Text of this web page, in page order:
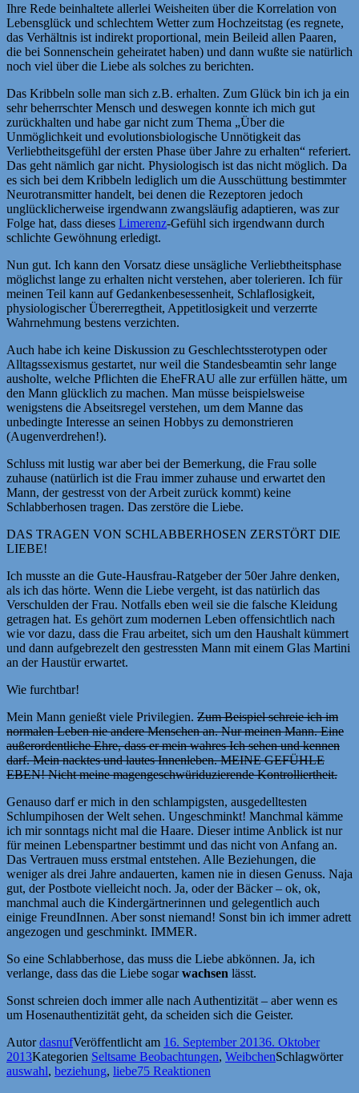
Ihre Rede beinhaltete allerlei Weisheiten über die Korrelation von
Lebensglück und schlechtem Wetter zum Hochzeitstag (es regnete,
das Verhältnis ist indirekt proportional, mein Beileid allen Paaren,
die bei Sonnenschein geheiratet haben) und dann wußte sie natürlich
noch viel über die Liebe als solches zu berichten.
Das Kribbeln solle man sich z.B. erhalten. Zum Glück bin ich ja ein
sehr beherrschter Mensch und deswegen konnte ich mich gut
zurückhalten und habe gar nicht zum Thema „Über die
Unmöglichkeit und evolutionsbiologische Unnötigkeit das
Verliebtheitsgefühl der ersten Phase über Jahre zu erhalten“ referiert.
Das geht nämlich gar nicht. Physiologisch ist das nicht möglich. Da
es sich bei dem Kribbeln lediglich um die Ausschüttung bestimmter
Neurotransmitter handelt, bei denen die Rezeptoren jedoch
unglücklicherweise irgendwann zwangsläufig adaptieren, was zur
Folge hat, dass dieses Limerenz-Gefühl sich irgendwann durch
schlichte Gewöhnung erledigt.
Nun gut. Ich kann den Vorsatz diese unsägliche Verliebtheitsphase
möglichst lange zu erhalten nicht verstehen, aber tolerieren. Ich für
meinen Teil kann auf Gedankenbesessenheit, Schlaflosigkeit,
physiologischer Übererregtheit, Appetitlosigkeit und verzerrte
Wahrnehmung bestens verzichten.
Auch habe ich keine Diskussion zu Geschlechtssterotypen oder
Alltagssexismus gestartet, nur weil die Standesbeamtin sehr lange
ausholte, welche Pflichten die EheFRAU alle zur erfüllen hätte, um
den Mann glücklich zu machen. Man müsse beispielsweise
wenigstens die Abseitsregel verstehen, um dem Manne das
unbedingte Interesse an seinen Hobbys zu demonstrieren
(Augenverdrehen!).
Schluss mit lustig war aber bei der Bemerkung, die Frau solle
zuhause (natürlich ist die Frau immer zuhause und erwartet den
Mann, der gestresst von der Arbeit zurück kommt) keine
Schlabberhosen tragen. Das zerstöre die Liebe.
DAS TRAGEN VON SCHLABBERHOSEN ZERSTÖRT DIE
LIEBE!
Ich musste an die Gute-Hausfrau-Ratgeber der 50er Jahre denken,
als ich das hörte. Wenn die Liebe vergeht, ist das natürlich das
Verschulden der Frau. Notfalls eben weil sie die falsche Kleidung
getragen hat. Es gehört zum modernen Leben offensichtlich nach
wie vor dazu, dass die Frau arbeitet, sich um den Haushalt kümmert
und dann aufgebrezelt den gestressten Mann mit einem Glas Martini
an der Haustür erwartet.
Wie furchtbar!
Mein Mann genießt viele Privilegien. Zum Beispiel schreie ich im
normalen Leben nie andere Menschen an. Nur meinen Mann. Eine
außerordentliche Ehre, dass er mein wahres Ich sehen und kennen
darf. Mein nacktes und lautes Innenleben. MEINE GEFÜHLE
EBEN! Nicht meine magengeschwüriduzierende Kontrolliertheit.
Genauso darf er mich in den schlampigsten, ausgedelltesten
Schlumpihosen der Welt sehen. Ungeschminkt! Manchmal kämme
ich mir sonntags nicht mal die Haare. Dieser intime Anblick ist nur
für meinen Lebenspartner bestimmt und das nicht von Anfang an.
Das Vertrauen muss erstmal entstehen. Alle Beziehungen, die
weniger als drei Jahre andauerten, kamen nie in diesen Genuss. Naja
gut, der Postbote vielleicht noch. Ja, oder der Bäcker – ok, ok,
manchmal auch die Kindergärtnerinnen und gelegentlich auch
einige FreundInnen. Aber sonst niemand! Sonst bin ich immer adrett
angezogen und geschminkt. IMMER.
So eine Schlabberhose, das muss die Liebe abkönnen. Ja, ich
verlange, dass das die Liebe sogarwachsen lässt.
Sonst schreien doch immer alle nach Authentizität – aber wenn es
um Hosenauthentizität geht, da scheiden sich die Geister.
AutordasnufVeröffentlicht am 16. September 20136. Oktober
2013Kategorien Seltsame Beobachtungen, WeibchenSchlagwörter
auswahl, beziehung, liebe75 Reaktionen